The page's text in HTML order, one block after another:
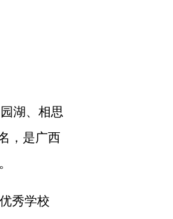
湖、相思
，是广西
秀学校